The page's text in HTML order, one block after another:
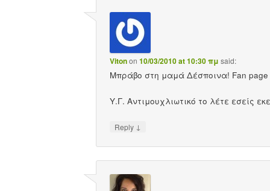
Vitonon 10/03/2010 at 10:30 πμ said:
Μπράβο στη μαμά Δέσποινα! Fan
Υ.Γ. Αντιμουχλιωτικό το λέτε εσείς
Reply ↓